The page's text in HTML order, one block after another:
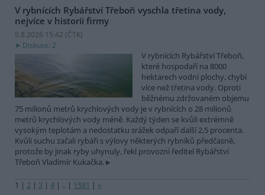
V rybnících Rybářství Třeboň vyschla třetina vody,
nejvíce v historii firmy
5.8.2026 15:42 (ČTK)
Diskuse: 2
V rybnících Rybářství Třeboň,
které hospodaří na 8000
hektarech vodní plochy, chybí
více než třetina vody. Oproti
běžnému zdržovaném objemu
75 milionů metrů krychlových vody je v rybnících o 28 milionů
metrů krychlových vody méně. Každý týden se kvůli extrémně
vysokým teplotám a nedostatku srážek odpaří další 2,5 procenta.
Kvůli suchu začali rybáři s výlovy některých rybníků předčasně,
protože by jinak ryby uhynuly, řekl provozní ředitel Rybářství
Třeboň Vladimír Kukačka.
1 | 2 | 3 | 4 | .. | 1581 | »